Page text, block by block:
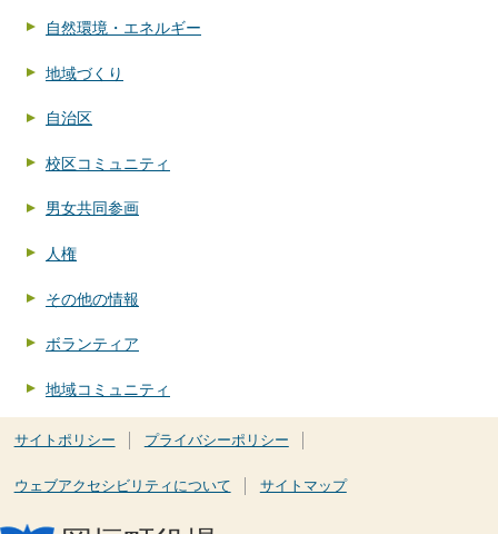
自然環境・エネルギー
地域づくり
自治区
校区コミュニティ
男女共同参画
人権
その他の情報
ボランティア
地域コミュニティ
サイトポリシー プライバシーポリシー
ウェブアクセシビリティについて サイトマップ